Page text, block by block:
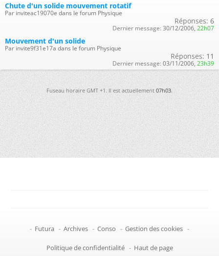
Chute d'un solide mouvement rotatif
Par inviteac19070e dans le forum Physique
Réponses: 6
Dernier message: 30/12/2006, 22h07
Mouvement d'un solide
Par invite9f31e17a dans le forum Physique
Réponses: 11
Dernier message: 03/11/2006, 23h39
Fuseau horaire GMT +1. Il est actuellement07h03.
- Futura - Archives - Conso - Gestion des cookies -
Politique de confidentialité - Haut de page